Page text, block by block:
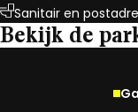
Sanitair en
Bekijk de